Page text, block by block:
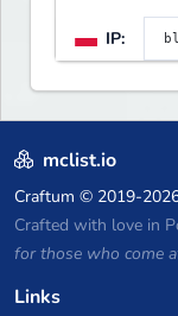
IP:
mclist.io
Craftum © 2019-
Crafted with love in
for those who come
Links